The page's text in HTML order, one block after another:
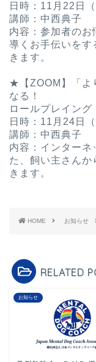
日時：11月22日
講師：中西典子
内容：参加者のお
導くお手伝いをす
きます。
★【ZOOM】「よ
なる！
ロールプレイン
日時：11月24日
講師：中西典子
内容：インターネ
た、飼い主さんか
きます。 ㅤ ㅤ ㅤ ㅤ
HOME お知らせ
RELATED
お知らせ